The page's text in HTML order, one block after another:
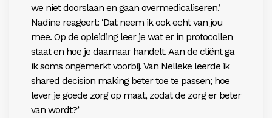
we niet doorslaan en gaan overmedicaliseren.’
Nadine reageert: ‘Dat neem ik ook echt van jou
mee. Op de opleiding leer je wat er in protocollen
staat en hoe je daarnaar handelt. Aan de cliënt ga
ik soms ongemerkt voorbij. Van Nelleke leerde ik
shared decision making beter toe te passen; hoe
lever je goede zorg op maat, zodat de zorg er beter
van wordt?’